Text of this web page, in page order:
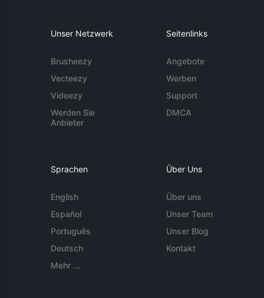
Unser Netzwerk
Brusheezy
Vecteezy
Videezy
Werden Sie
Anbieter
Seitenlinks
Angebote
Werben
Support
DMCA
Sprachen
English
Español
Português
Deutsch
Mehr ...
Über Uns
Über uns
Unser Team
Unser Blog
Kontakt